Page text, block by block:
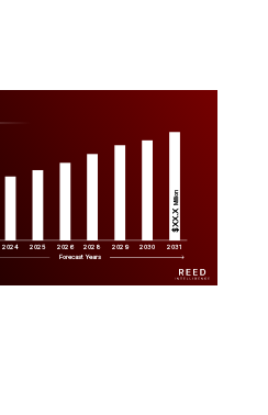
2024 2025 2026 2028 2029 2030 2031
$XX.X
Million
Forecast Years